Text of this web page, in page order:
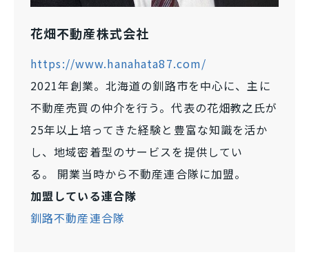
花畑不動産株式会社
https://www.hanahata87.com/
2021年創業。北海道の釧路市を中心に、主に
不動産売買の仲介を行う。代表の花畑教之氏が
25年以上培ってきた経験と豊富な知識を活か
し、地域密着型のサービスを提供してい
る。
開業当時から不動産連合隊に加盟。
加盟している連合隊
釧路不動産連合隊